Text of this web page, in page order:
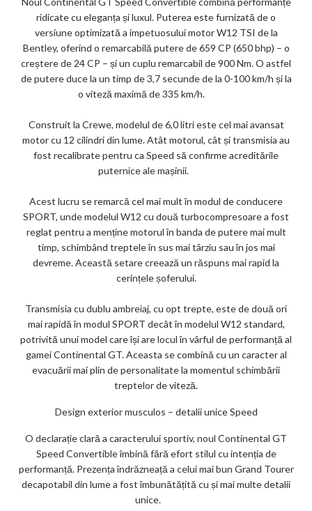
ridicate cu eleganța și luxul. Puterea este furnizată de o
versiune optimizată a impetuosului motor W12 TSI de la
Bentley, oferind o remarcabilă putere de 659 CP (650 bhp) – o
creștere de 24 CP – și un cuplu remarcabil de 900 Nm. O astfel
de putere duce la un timp de 3,7 secunde de la 0-100 km/h și la
o viteză maximă de 335 km/h.
Construit la Crewe, modelul de 6,0 litri este cel mai avansat
motor cu 12 cilindri din lume. Atât motorul, cât și transmisia au
fost recalibrate pentru ca Speed ​​să confirme acreditările
puternice ale mașinii.
Acest lucru se remarcă cel mai mult în modul de conducere
SPORT, unde modelul W12 cu două turbocompresoare a fost
reglat pentru a menține motorul în banda de putere mai mult
timp, schimbând treptele în sus mai târziu sau în jos mai
devreme. Această setare creează un răspuns mai rapid la
cerințele șoferului.
Transmisia cu dublu ambreiaj, cu opt trepte, este de două ori
mai rapidă în modul SPORT decât în ​​modelul W12 standard,
potrivită unui model care își are locul în vârful de performanță al
gamei Continental GT. Aceasta se combină cu un caracter al
evacuării mai plin de personalitate la momentul schimbării
treptelor de viteză.
Design exterior musculos – detalii uniceSpeed
O declarație clară a caracterului sportiv, noul Continental GT
Speed ​​Convertible îmbină fără efort stilul cu intenția de
performanță. Prezența îndrăzneață a celui mai bun Grand Tourer
decapotabil din lume a fost îmbunătățită cu și mai multe detalii
unice.